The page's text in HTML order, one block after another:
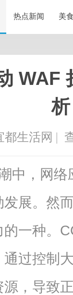
热点新闻 美
WAF
析
都生活网 |
中，网
展。然
一种。
过控制
，导致